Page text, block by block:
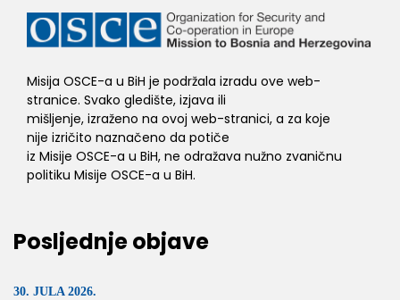
Misija OSCE-a u BiH je podržala izradu ove web-
stranice. Svako gledište, izjava ili
mišljenje, izraženo na ovoj web-stranici, a za koje
nije izričito naznačeno da potiče
iz Misije OSCE-a u BiH, ne odražava nužno zvaničnu
politiku Misije OSCE-a u BiH.
Posljednje objave
30. JULA 2026.